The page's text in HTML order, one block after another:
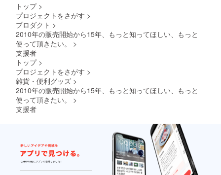
トップ >
プロジェクトをさがす >
プロダクト >
2010年の販売開始から15年、もっと知ってほしい、もっと
使って頂きたい。
>
支援者
トップ >
プロジェクトをさがす >
雑貨・便利グッズ >
2010年の販売開始から15年、もっと知ってほしい、もっと
使って頂きたい。
>
支援者